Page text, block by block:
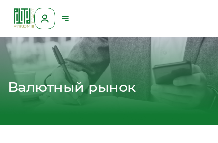
Валютный рынок